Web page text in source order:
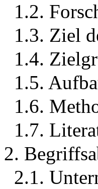
1.2.
1.3. Ziel
1.4.
1.5.
1.6.
1.7.
2.
2.1.